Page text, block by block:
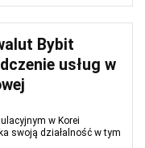
Bybit
usług w
w Korei
swoją działalność w tym